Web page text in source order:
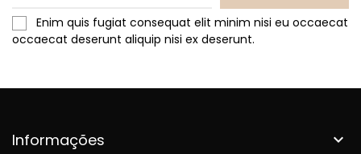
Enim quis fugiat consequat elit minim nisi eu occaecat
occaecat deserunt aliquip nisi ex deserunt.
Informações 